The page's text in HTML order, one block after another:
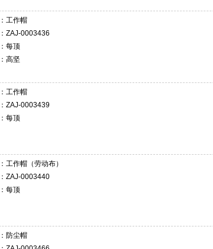
工作帽
ZAJ-0003436
每顶
高坚
工作帽
ZAJ-0003439
每顶
工作帽（劳动布）
ZAJ-0003440
每顶
防尘帽